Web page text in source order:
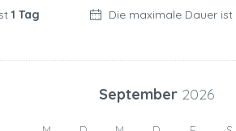
1 Tag Die maximale Dauer ist
September 2026